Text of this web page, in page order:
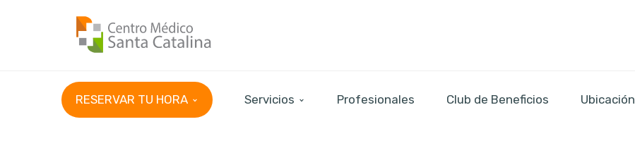
RESERVAR TU HORA Servicios Profesionales Club de Beneficios Ubicación